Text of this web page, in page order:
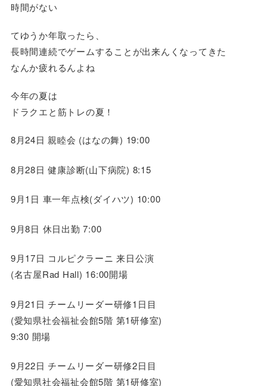
時間がない
てゆうか年取ったら、
長時間連続でゲームすることが出来んくなってきた
なんか疲れるんよね
今年の夏は
ドラクエと筋トレの夏！
8月24日 親睦会 (はなの舞) 19:00
8月28日 健康診断(山下病院) 8:15
9月1日 車一年点検(ダイハツ) 10:00
9月8日 休日出勤 7:00
9月17日 コルピクラーニ 来日公演
(名古屋Rad Hall) 16:00開場
9月21日 チームリーダー研修1日目
(愛知県社会福祉会館5階 第1研修室)
9:30 開場
9月22日 チームリーダー研修2日目
(愛知県社会福祉会館5階 第1研修室)